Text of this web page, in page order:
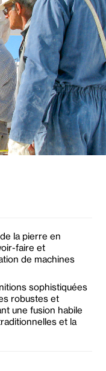
la pierre en
faire et
de machines
sophistiquées
robustes et
une fusion habile
et la